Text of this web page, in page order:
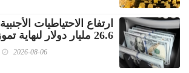
ارتفاع الاحتياطيات
26.6 مليار دولار لنهاية تموز
2026-08-06